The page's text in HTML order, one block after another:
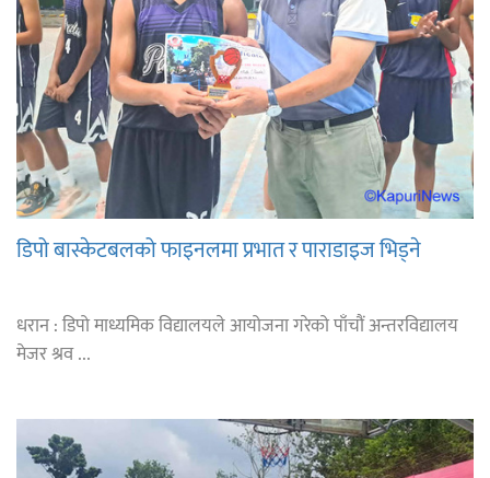
डिपो बास्केटबलको फाइनलमा प्रभात र पाराडाइज भिड्ने
धरान : डिपो माध्यमिक विद्यालयले आयोजना गरेको पाँचौं अन्तरविद्यालय
मेजर श्रव ...